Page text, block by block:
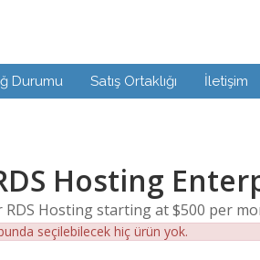
Durumu Satış Ortaklığı İletişim
Hosting
Hosting starting at $500 per
seçilebilecek hiç ürün yok.